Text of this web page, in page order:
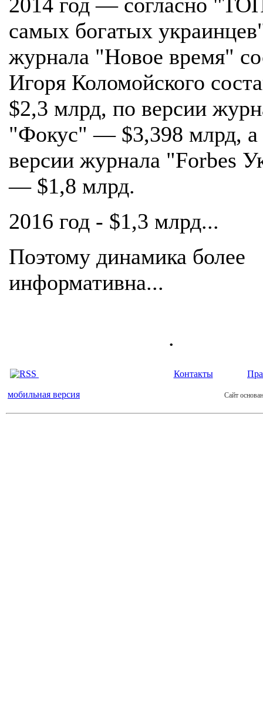
самых богатых
журнала "Новое время"
Игоря Коломойского
$2,3 млрд, по версии
"Фокус" — $3,398 млрд, а
версии журнала "Forbes
— $1,8 млрд.
2016 год - $1,3 млрд...
Поэтому динамика более
информативна...
.
Контакты
мобильная версия Сайт